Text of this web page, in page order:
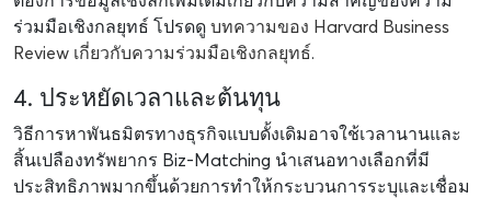
ร่วมมือเชิงกลยุทธ์ โปรดดู บทความของ Harvard Business
Review เกี่ยวกับความร่วมมือเชิงกลยุทธ์.
4. ประหยัดเวลาและต้นทุน
วิธีการหาพันธมิตรทางธุรกิจแบบดั้งเดิมอาจใช้เวลานานและ
สิ้นเปลืองทรัพยากร Biz-Matching นำเสนอทางเลือกที่มี
ประสิทธิภาพมากขึ้นด้วยการทำให้กระบวนการระบุและเชื่อม